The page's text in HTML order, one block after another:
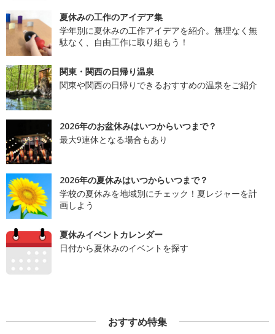
夏休みの工作のアイデア集
学年別に夏休みの工作アイデアを紹介。無理なく無
駄なく、自由工作に取り組もう！
関東・関西の日帰り温泉
関東や関西の日帰りできるおすすめの温泉をご紹介
2026年のお盆休みはいつからいつまで？
最大9連休となる場合もあり
2026年の夏休みはいつからいつまで？
学校の夏休みを地域別にチェック！夏レジャーを計
画しよう
夏休みイベントカレンダー
日付から夏休みのイベントを探す
おすすめ特集